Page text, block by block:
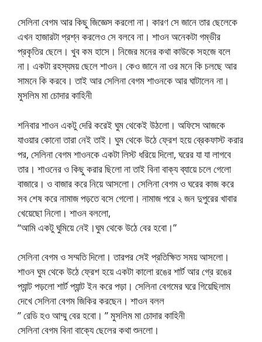
সেলিনা বেগম আর কিছু জিজ্ঞেস করলো না। কারণ সে জানে তার ছেলেকে
এখন হাজারটা প্রশ্ন করলেও সে বলবে না। শাওন অনেকটা গম্ভীর
প্রকৃতির ছেলে। খুব কম হাসে। নিজের মনের কথা কাউকে সহজে বলে
না। একটা রহস্যময় ছেলে শাওন। কেও জানে না ওর মনে কি চলছে আর
সামনে কি করবে। তাই আর সেলিনা বেগম শাওনকে আর ঘাটালেন না।
মুসলিম মা চোদার কাহিনী
শনিবার শাওন একটু দেরি করেই ঘুম থেকেই উঠলো। অফিসে আজকে
যাওয়ার কোনো তারা নেই তাই। ঘুম থেকে উঠে ফ্রেশ হয়ে ব্রেকফাস্ট করার
পর, সেলিনা বেগম শাওনকে একটা লিস্ট ধরিয়ে দিলো, ঘরের যা যা লাগবে
তার। শাওনের ও কিছু করার ছিলো না তাই বিনা বাক্য ব্যায়ে চলে গেলো
বাজারে। ও বাজার করে নিয়ে আসলো। সেলিনা বেগম ও ঘরের কাজ করে
সব শেষ করে নামাজ পড়তে বসে গেলো। নামাজ পরে ২ জন দুপুরের খাবার
খেয়েছো নিলো। শাওন বললো,
“আমি একটু ঘুমিয়ে নেই।ঘুম থেকে উঠে বের হবো।”
সেলিনা বেগম ও সম্মতি দিলো। তারপর সেই প্রতিক্ষিত সময় আসলো।
শাওন ঘুম থেকে উঠে ফ্রেশ হয়ে একটা কালো রঙের শার্ট আর গ্রে রঙের
প্যান্ট পড়লো শার্ট প্যান্ট ইন করে পড়া। সেলিনা বেগমের ঘরে গিয়েছিলাম
দেখে সেলিনা বেগম জিকির করছেন। শাওন বলল
” রেডি হও আম্মু বের হবো। ” মুসলিম মা চোদার কাহিনী
সেলিনা বেগম বিনা বাক্যে ছেলের কথা শুনলো।